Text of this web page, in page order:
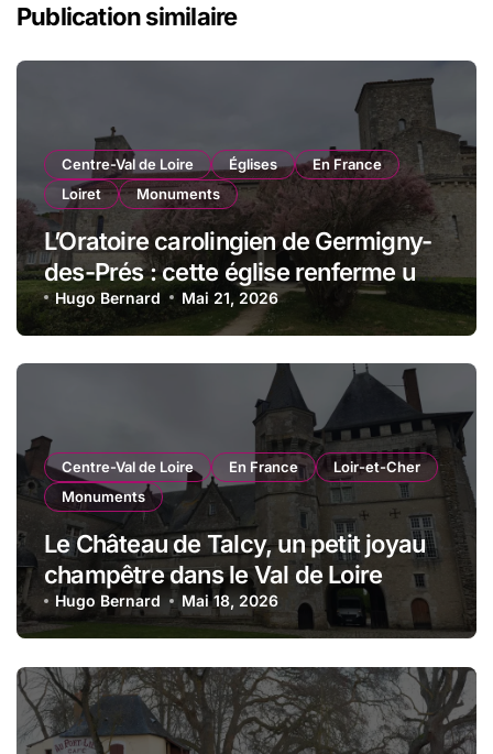
Publication similaire
Centre-Val de Loire Églises
En France
Loiret
Monuments
L’Oratoire carolingien de Germigny-
des-Prés : cette église renferme une
magnifique mosaïque carolingienne
Hugo Bernard Mai 21, 2026
Centre-Val de Loire En France
Loir-et-Cher
Monuments
Le Château de Talcy, un petit joyau
champêtre dans le Val de Loire
Hugo Bernard Mai 18, 2026